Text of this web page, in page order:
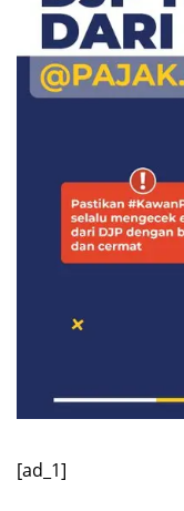
[ad_1]